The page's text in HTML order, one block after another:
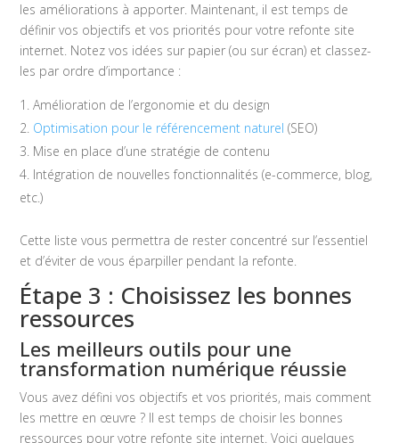
les améliorations à apporter. Maintenant, il est temps de
définir vos objectifs et vos priorités pour votre refonte site
internet. Notez vos idées sur papier (ou sur écran) et classez-
les par ordre d’importance :
Amélioration de l’ergonomie et du design
Optimisation pour le référencement naturel (SEO)
Mise en place d’une stratégie de contenu
Intégration de nouvelles fonctionnalités (e-commerce, blog,
etc.)
Cette liste vous permettra de rester concentré sur l’essentiel
et d’éviter de vous éparpiller pendant la refonte.
Étape 3 : Choisissez les bonnes
ressources
Les meilleurs outils pour une
transformation numérique réussie
Vous avez défini vos objectifs et vos priorités, mais comment
les mettre en œuvre ? Il est temps de choisir les bonnes
ressources pour votre refonte site internet. Voici quelques